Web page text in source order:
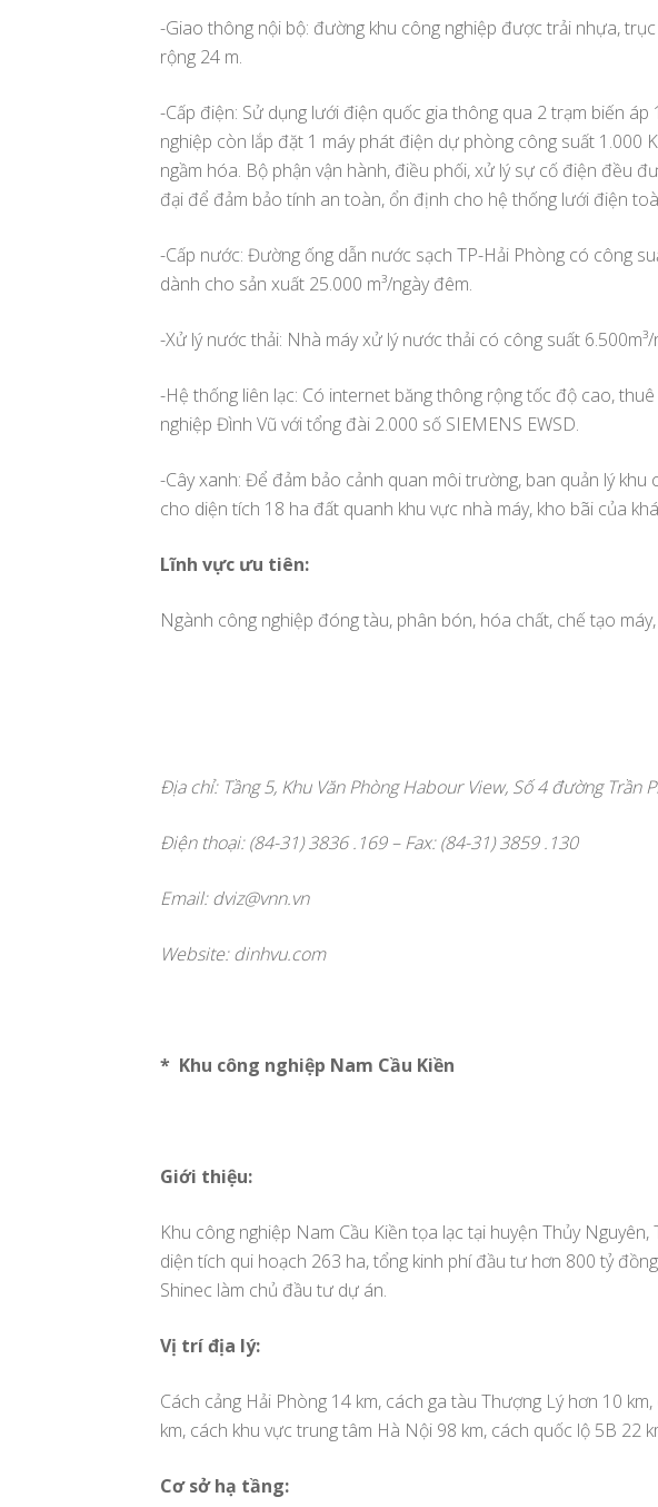
-Giao thông nội bộ: đường khu công nghiệp được trải nhựa,
rộng 24 m.
-Cấp điện: Sử dụng lưới điện quốc gia thông qua 2 trạm biến
nghiệp còn lắp đặt 1 máy phát điện dự phòng công suất 1.000
ngầm hóa. Bộ phận vận hành, điều phối, xử lý sự cố điện đều
đại để đảm bảo tính an toàn, ổn định cho hệ thống lưới điện
-Cấp nước: Đường ống dẫn nước sạch TP-Hải Phòng có công
dành cho sản xuất 25.000 m³/ngày đêm.
-Xử lý nước thải: Nhà máy xử lý nước thải có công suất
-Hệ thống liên lạc: Có internet băng thông rộng tốc độ cao,
nghiệp Đình Vũ với tổng đài 2.000 số SIEMENS EWSD.
-Cây xanh: Để đảm bảo cảnh quan môi trường, ban quản lý
cho diện tích 18 ha đất quanh khu vực nhà máy, kho bãi của
Lĩnh vực ưu tiên:
Ngành công nghiệp đóng tàu, phân bón, hóa chất, chế tạo
Địa chỉ: Tầng 5, Khu Văn Phòng Habour View, Số 4 đường Trần
Điện thoại: (84-31) 3836 .169 – Fax: (84-31) 3859 .130
Email:dviz@vnn.vn
Website: dinhvu.com
* Khu công nghiệp Nam Cầu Kiền
Giới thiệu:
Khu công nghiệp Nam Cầu Kiền tọa lạc tại huyện Thủy
diện tích qui hoạch 263 ha, tổng kinh phí đầu tư hơn 800 tỷ
Shinec làm chủ đầu tư dự án.
Vị trí địa lý:
Cách cảng Hải Phòng 14 km, cách ga tàu Thượng Lý hơn 10
km, cách khu vực trung tâm Hà Nội 98 km, cách quốc lộ 5B 22
Cơ sở hạ tầng: